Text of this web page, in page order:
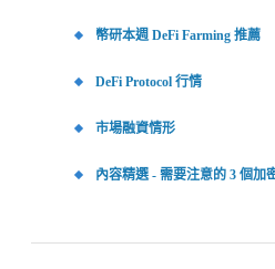
幣研本週 DeFi Farming 推薦
DeFi Protocol 行情
市場融資情形
內容精選 - 需要注意的 3 個加